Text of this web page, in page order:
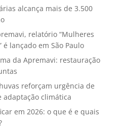
alcança mais de 3.500
relatório “Mulheres
lançado em São Paulo
da Apremavi: restauração
reforçam urgência de
adaptação climática
em 2026: o que é e quais